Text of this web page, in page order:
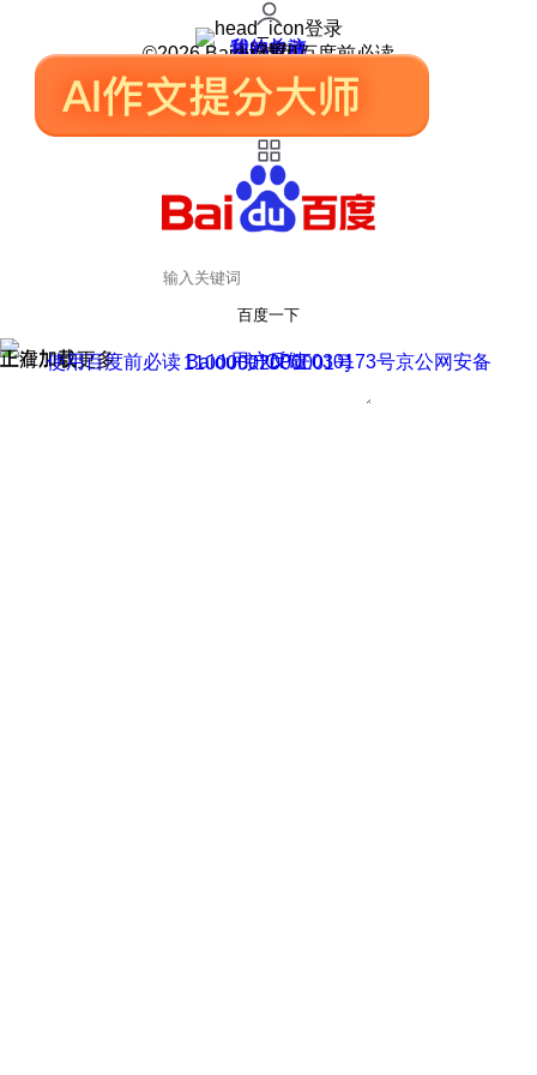
登录
我的关注
我的收藏
皮肤中心
用户反馈
设置
©2026 Baidu 使用百度前必读
百度一下
正在加载
上滑加载更多 用户反馈
使用百度前必读 Baidu 京ICP证030173号
京公网安备11000002000001号